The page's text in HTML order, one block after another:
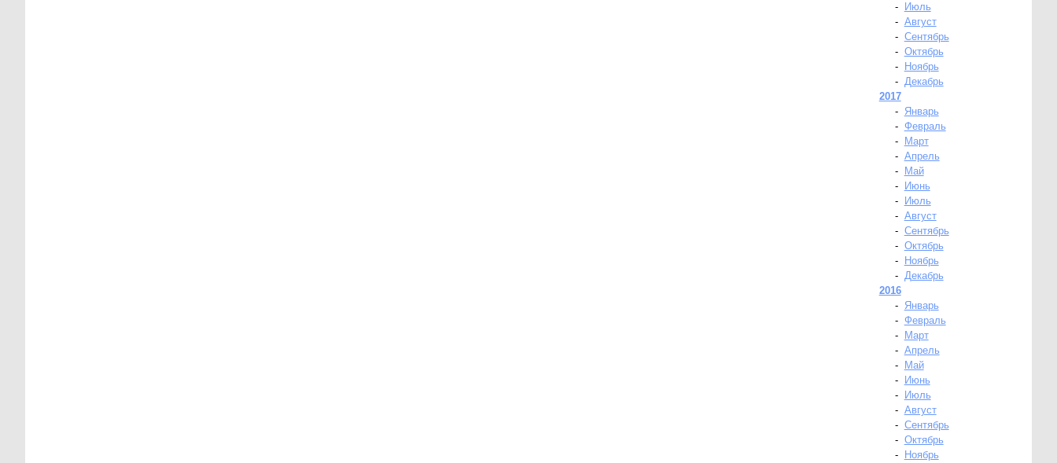
-
Июль
- Август
- Сентябрь
- Октябрь
-
Ноябрь
- Декабрь
2017
-
Январь
- Февраль
-
Март
- Апрель
-
Май
-
Июнь
-
Июль
- Август
- Сентябрь
- Октябрь
-
Ноябрь
- Декабрь
2016
-
Январь
- Февраль
-
Март
- Апрель
-
Май
-
Июнь
-
Июль
- Август
- Сентябрь
- Октябрь
-
Ноябрь